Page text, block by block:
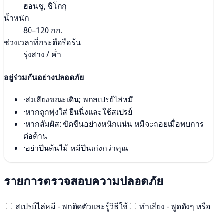
ฮอนชู, ชิโกกุ
น้ำหนัก
80–120 กก.
ช่วงเวลาที่กระตือรือร้น
รุ่งสาง / ค่ำ
อยู่ร่วมกันอย่างปลอดภัย
·ส่งเสียงขณะเดิน; พกสเปรย์ไล่หมี
·หากถูกพุ่งใส่ ยืนนิ่งและใช้สเปรย์
·หากสัมผัส: ขัดขืนอย่างหนักแน่น หมีจะถอยเมื่อพบการ
ต่อต้าน
·อย่าปีนต้นไม้ หมีปีนเก่งกว่าคุณ
รายการตรวจสอบความปลอดภัย
สเปรย์ไล่หมี - พกติดตัวและรู้วิธีใช้
ทำเสียง - พูดดังๆ หรือ